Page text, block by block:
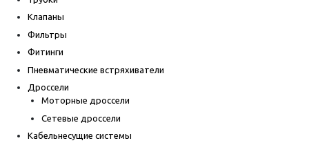
Клапаны
Фильтры
Фитинги
Пневматические встряхиватели
Дроссели
Моторные дроссели
Сетевые дроссели
Кабельнесущие системы